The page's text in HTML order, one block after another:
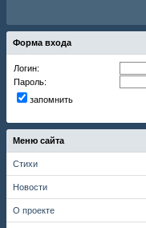
Форма входа
Логин:
Пароль:
запомнить
Меню сайта
Стихи
Новости
О проекте